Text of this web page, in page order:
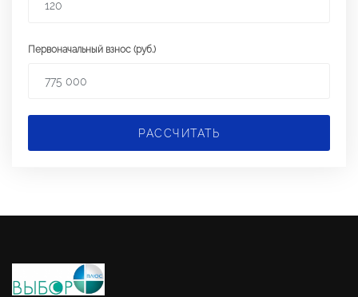
Первоначальный взнос (руб.)
РАССЧИТАТЬ